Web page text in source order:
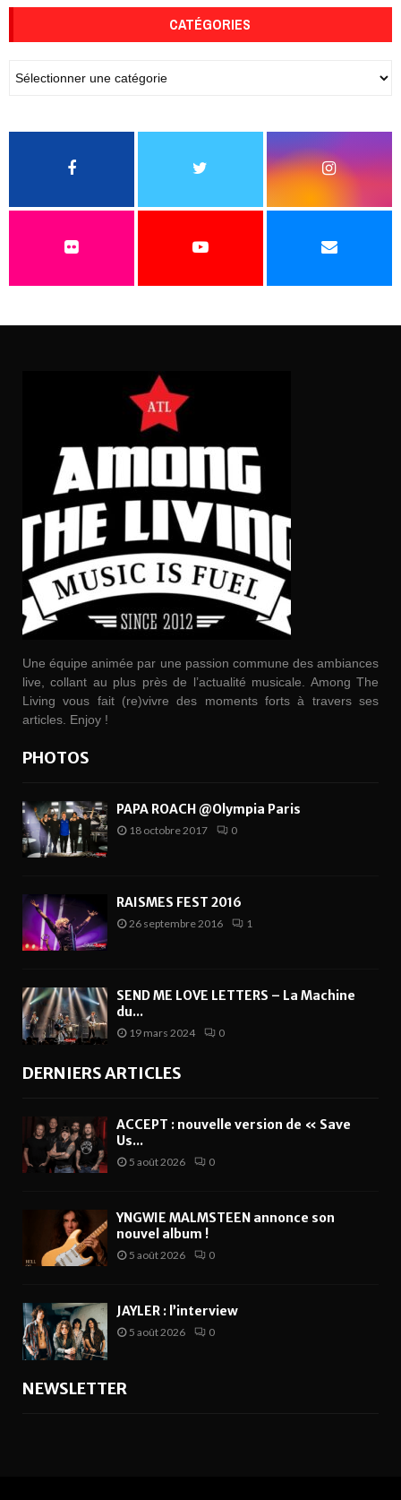
CATÉGORIES
Une équipe animée par une passion commune des ambiances
live, collant au plus près de l’actualité musicale. Among The
Living vous fait (re)vivre des moments forts à travers ses
articles. Enjoy !
PHOTOS
PAPA ROACH @Olympia Paris
18 octobre 2017 0
RAISMES FEST 2016
26 septembre 2016 1
SEND ME LOVE LETTERS – La Machine
du...
19 mars 2024 0
DERNIERS ARTICLES
ACCEPT : nouvelle version de « Save
Us...
5 août 2026 0
YNGWIE MALMSTEEN annonce son
nouvel album !
5 août 2026 0
JAYLER : l’interview
5 août 2026 0
NEWSLETTER